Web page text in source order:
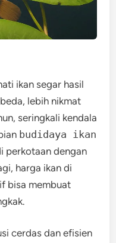
ikan segar hasil
lebih nikmat
seringkali kendala
budidaya ikan
perkotaan dengan
harga ikan di
bisa membuat
cerdas dan efisien